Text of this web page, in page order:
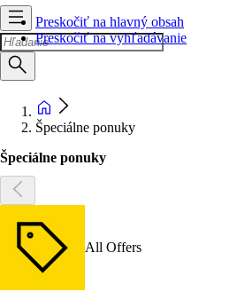
Preskočiť na hlavný obsah
Preskočiť na vyhľadávanie
Špeciálne ponuky
Špeciálne ponuky
All Offers